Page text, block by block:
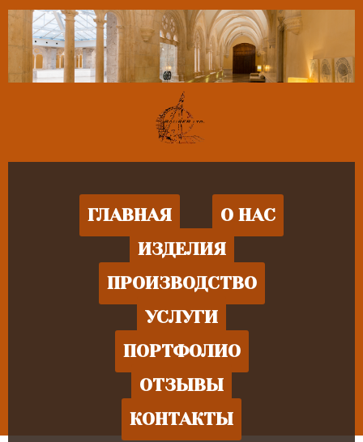
ГЛАВНАЯ
О НАС
ИЗДЕЛИЯ
ПРОИЗВОДСТВО
УСЛУГИ
ПОРТФОЛИО
ОТЗЫВЫ
КОНТАКТЫ